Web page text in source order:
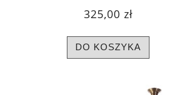
325,00 zł
DO KOSZYKA